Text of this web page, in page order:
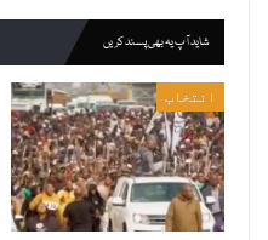
شاید آپ یہ بھی پسند کریں
انتخاب